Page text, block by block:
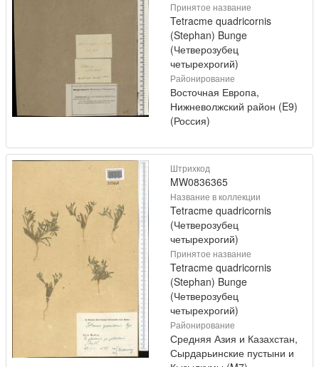
Принятое название
Tetracme quadricornis
(Stephan) Bunge
(Четверозубец
четырехрогий)
Районирование
Восточная Европа,
Нижневолжский район (E9)
(Россия)
Штрихкод
MW0836365
Название в коллекции
Tetracme quadricornis
(Четверозубец
четырехрогий)
Принятое название
Tetracme quadricornis
(Stephan) Bunge
(Четверозубец
четырехрогий)
Районирование
Средняя Азия и Казахстан,
Сырдарьинские пустыни и